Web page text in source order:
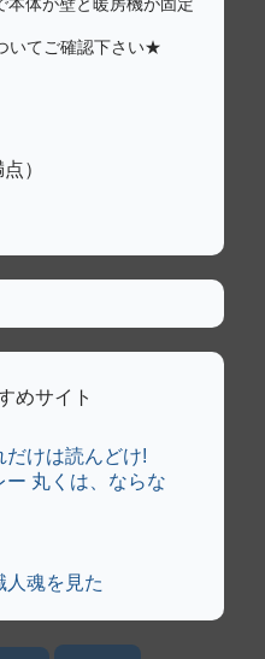
いてご確認下さい★
）
めサイト
だけは読んどけ!
ー 丸くは、ならな
人魂を見た